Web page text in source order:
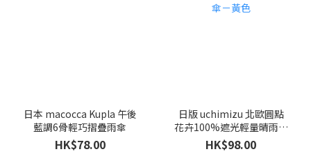
日本 macocca Kupla 午後
藍調6骨輕巧摺疊雨傘
HK$78.00
日版 uchimizu 北歐圓點
花卉100%遮光輕量晴雨兩
用摺傘－黃色
HK$98.00